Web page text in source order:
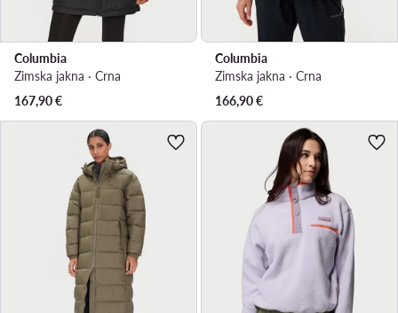
Columbia
Zimska jakna · Crna
167,90€
Columbia
Zimska jakna · Crna
166,90€